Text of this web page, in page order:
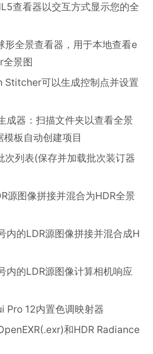
查看器以交互方式显示您的全
全景查看器，用于本地查看e
景图
可以生成控制点并设置
器：扫描文件夹以查看全景
板自动创建项目
列表(保存并加载批次装订器
图像拼接并混合为HDR全景
的LDR源图像拼接并混合成H
的LDR源图像计算相机响应
12内置色调映射器
和HDR Radiance